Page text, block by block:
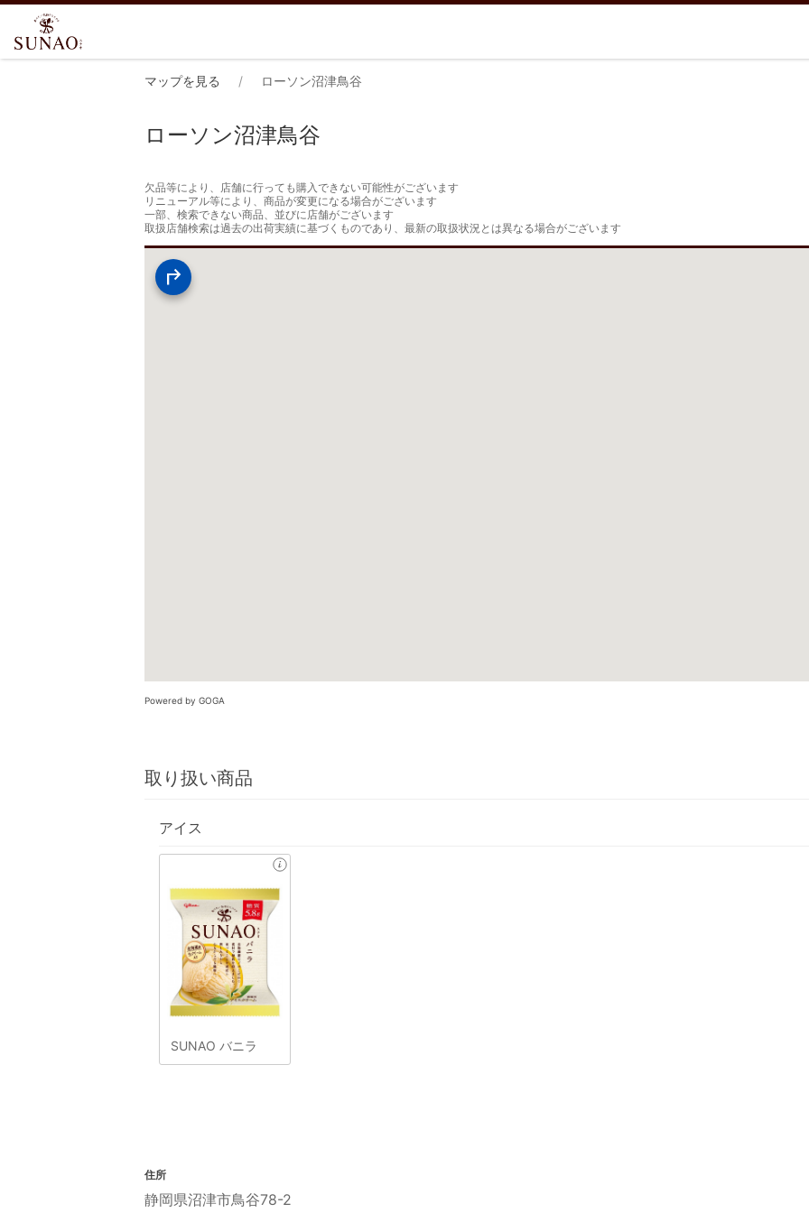
マップを見る ローソン沼津鳥谷
ローソン沼津鳥谷
欠品等により、店舗に行っても購入できない可能性がございます
リニューアル等により、商品が変更になる場合がございます
一部、検索できない商品、並びに店舗がございます
取扱店舗検索は過去の出荷実績に基づくものであり、最新の取扱状況とは異なる場合がございます
Powered by GOGA
取り扱い商品
アイス
SUNAO バニラ
住所
静岡県沼津市鳥谷78-2